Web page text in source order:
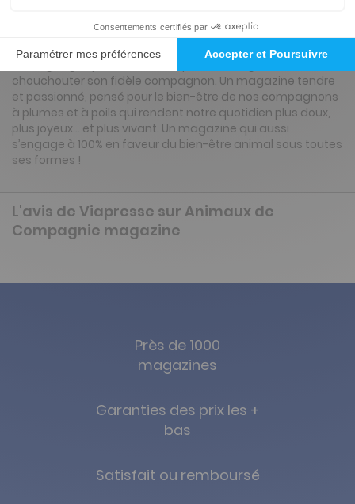
oiseaux ou nouvel animal de compagnie, chaque numéro
regorge de conseils pratiques, de dossiers complets et de
témoignages pour mieux comprendre, soigner et
chouchouter son fidèle compagnon. Un magazine tendre
et passionné, pensé pour le bien-être de nos compagnons
à plumes et à poils qui rendent notre quotidien plus doux,
plus joyeux… et plus vivant. Un magazine qui aussi
s’engage à 100% en faveur du bien-être animal sous toutes
ses formes !
L'avis de Viapresse sur Animaux de
Compagnie magazine
Près de 1000
magazines
Garanties des prix les +
bas
Satisfait ou remboursé